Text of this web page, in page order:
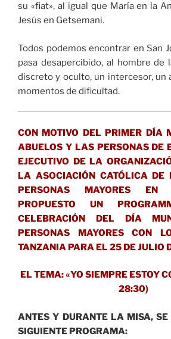
su «fiat», al igual que María en la
Jesús en Getsemani.
Todos podemos encontrar en San
pasa desapercibido, al hombre de
discreto y oculto, un intercesor, un
momentos de dificultad.
CON MOTIVO DEL PRIMER DÍA
ABUELOS Y LAS PERSONAS DE
EJECUTIVO DE LA
LA ASOCIACIÓN CATÓLICA DE
PERSONAS MAYORES EN
PROPUESTO UN
CELEBRACIÓN DEL DÍA
PERSONAS MAYORES CON
TANZANIA PARA EL 25 DE JULIO
EL TEMA: «YO SIEMPRE ESTOY
28:30)
ANTES Y DURANTE LA MISA, SE
SIGUIENTE PROGRAMA: